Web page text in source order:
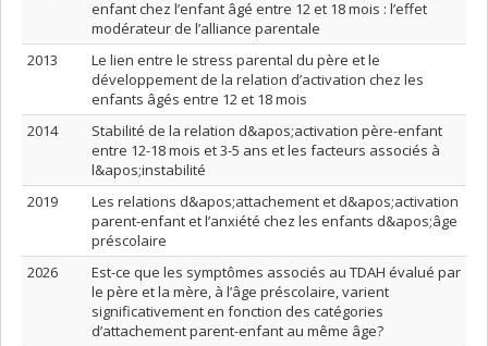
enfant chez l’enfant âgé entre 12 et 18 mois : l’effet
modérateur de l’alliance parentale
2013
Le lien entre le stress parental du père et le
développement de la relation d’activation chez les
enfants âgés entre 12 et 18 mois
2014
Stabilité de la relation d&apos;activation père-enfant
entre 12-18 mois et 3-5 ans et les facteurs associés à
l&apos;instabilité
2019
Les relations d&apos;attachement et d&apos;activation
parent-enfant et l’anxiété chez les enfants d&apos;âge
préscolaire
2026
Est-ce que les symptômes associés au TDAH évalué par
le père et la mère, à l’âge préscolaire, varient
significativement en fonction des catégories
d’attachement parent-enfant au même âge?